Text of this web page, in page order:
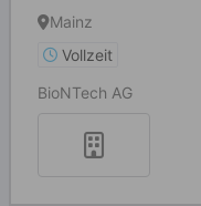
Mainz
Vollzeit
BioNTech AG